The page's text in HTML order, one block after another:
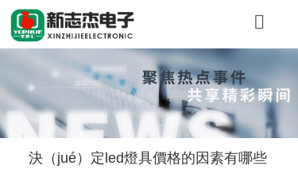
關於
產品
工程
決（jué）定led燈具價格的因素有哪些